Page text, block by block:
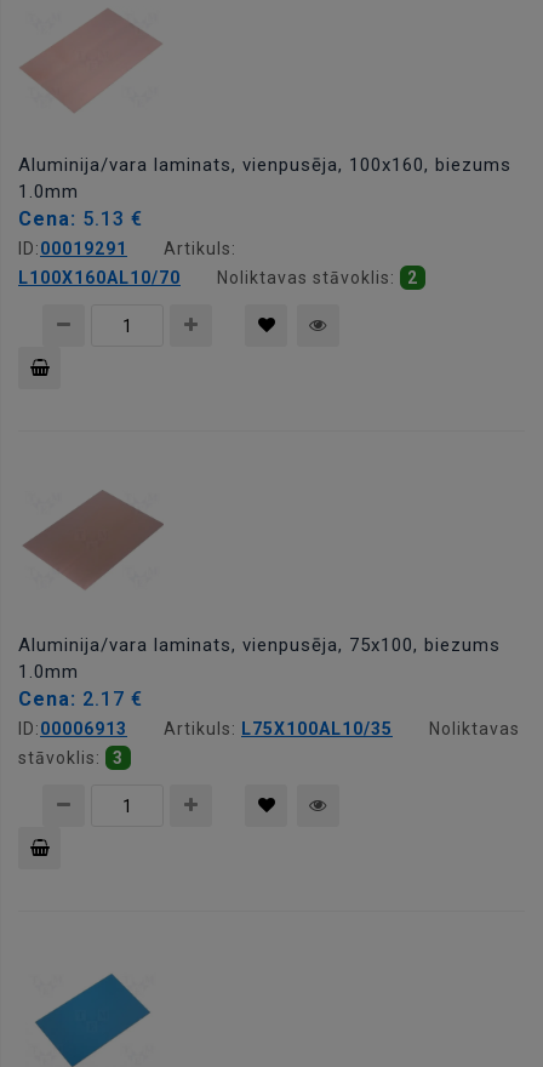
Aluminija/vara laminats, vienpusēja, 100x160, biezums
1.0mm
Cena: 5.13 €
ID:00019291
Artikuls:
L100X160AL10/70
Noliktavas stāvoklis: 2
Aluminija/vara laminats, vienpusēja, 75x100, biezums
1.0mm
Cena: 2.17 €
ID:00006913 Artikuls: L75X100AL10/35
Noliktavas
stāvoklis:
3